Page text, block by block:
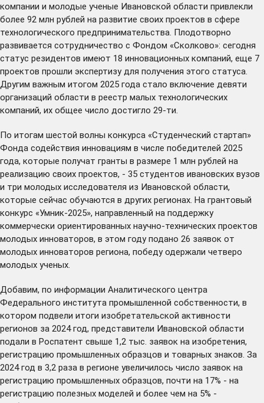
компании и молодые ученые Ивановской области привлекли
более 92 млн рублей на развитие своих проектов в сфере
технологического предпринимательства. Плодотворно
развивается сотрудничество с Фондом «Сколково»: сегодня
статус резидентов имеют 18 инновационных компаний, еще 7
проектов прошли экспертизу для получения этого статуса.
Другим важным итогом 2025 года стало включение девяти
организаций области в реестр малых технологических
компаний, их общее число достигло 29-ти.
По итогам шестой волны конкурса «Студенческий стартап»
Фонда содействия инновациям в числе победителей 2025
года, которые получат гранты в размере 1 млн рублей на
реализацию своих проектов, - 35 студентов ивановских вузов
и три молодых исследователя из Ивановской области,
которые сейчас обучаются в других регионах. На грантовый
конкурс «Умник-2025», направленный на поддержку
коммерчески ориентированных научно-технических проектов
молодых инноваторов, в этом году подано 26 заявок от
молодых инноваторов региона, победу одержали четверо
молодых ученых.
Добавим, по информации Аналитического центра
Федерального института промышленной собственности, в
котором подвели итоги изобретательской активности
регионов за 2024 год, представители Ивановской области
подали в Роспатент свыше 1,2 тыс. заявок на изобретения,
регистрацию промышленных образцов и товарных знаков. За
2024 год в 3,2 раза в регионе увеличилось число заявок на
регистрацию промышленных образцов, почти на 17% - на
регистрацию полезных моделей и более чем на 5% -